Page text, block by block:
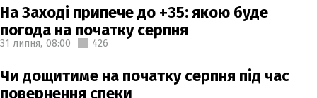
На Заході припече до +35: якою буде
погода на початку серпня
31 липня, 08:00 426
Чи дощитиме на початку серпня під час
повернення спеки